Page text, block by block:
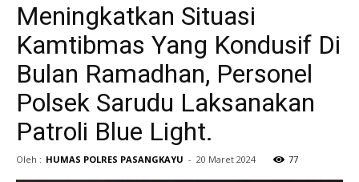
Meningkatkan Situasi
Kamtibmas Yang Kondusif Di
Bulan Ramadhan, Personel
Polsek Sarudu Laksanakan
Patroli Blue Light.
Oleh : HUMAS POLRES PASANGKAYU - 20 Maret 2024 77